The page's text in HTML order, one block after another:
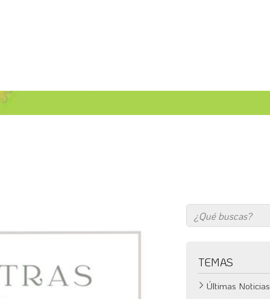
TEMAS
Últimas Noticias